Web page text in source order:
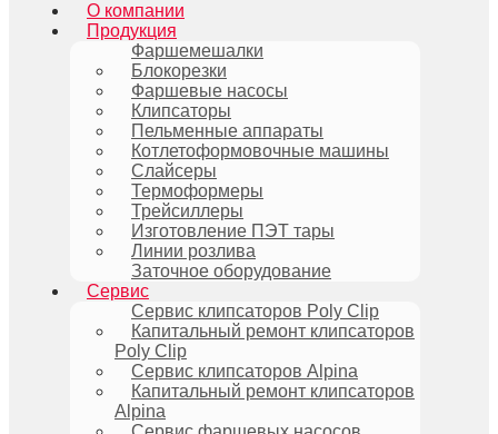
О компании
Продукция
Фаршемешалки
Блокорезки
Фаршевые насосы
Клипсаторы
Пельменные аппараты
Котлетоформовочные машины
Слайсеры
Термоформеры
Трейсиллеры
Изготовление ПЭТ тары
Линии розлива
Заточное оборудование
Сервис
Сервис клипсаторов Poly Clip
Капитальный ремонт клипсаторов
Poly Clip
Сервис клипсаторов Alpina
Капитальный ремонт клипсаторов
Alpina